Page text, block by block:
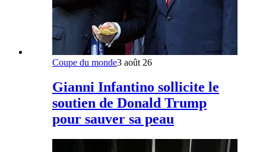
Coupe du monde3 août 26
Gianni Infantino sollicite le
soutien de Donald Trump
pour sauver sa peau